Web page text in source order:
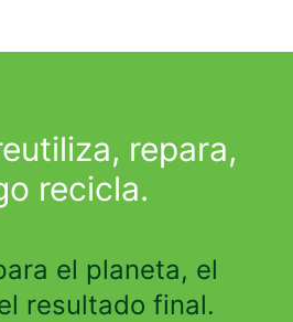
repara,
recicla.
el planeta, el
resultado final.